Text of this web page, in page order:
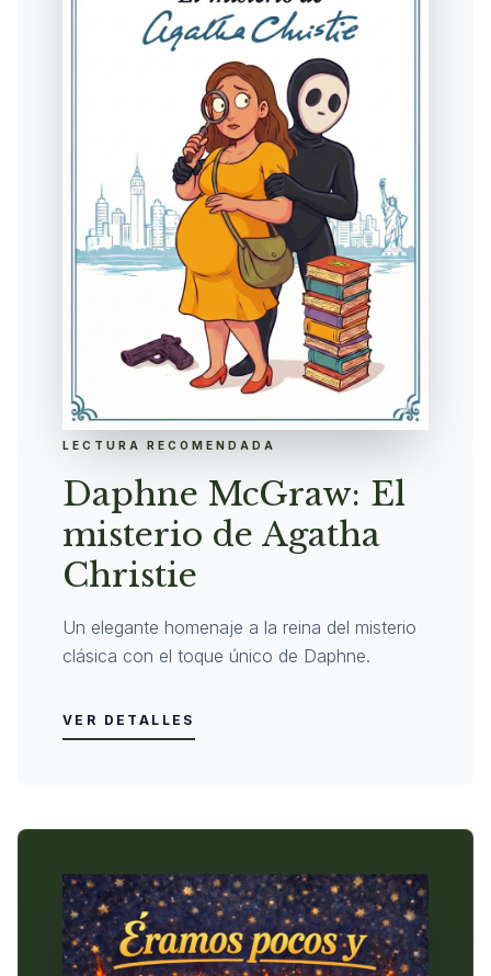
LECTURA RECOMENDADA
Daphne McGraw: El
misterio de Agatha
Christie
Un elegante homenaje a la reina del misterio
clásica con el toque único de Daphne.
VER DETALLES